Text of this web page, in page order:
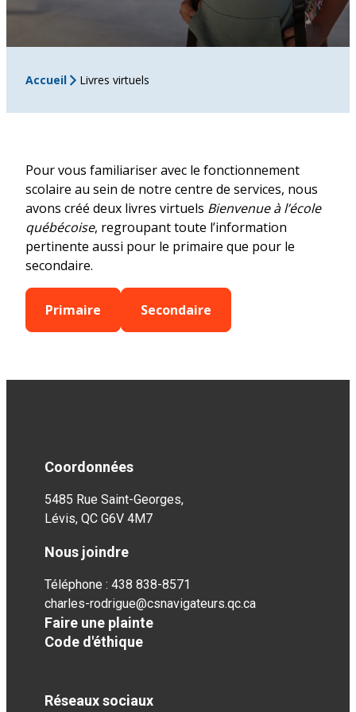
Accueil Livres virtuels
Pour vous familiariser avec le fonctionnement
scolaire au sein de notre centre de services, nous
avons créé deux livres virtuels Bienvenue à l’école
québécoise, regroupant toute l’information
pertinente aussi pour le primaire que pour le
secondaire.
Primaire Secondaire
Coordonnées
5485 Rue Saint-Georges,
Lévis, QC G6V 4M7
Nous joindre
Téléphone : 438 838-8571
charles-rodrigue@csnavigateurs.qc.ca
Faire une plainte
Code d'éthique
Réseaux sociaux